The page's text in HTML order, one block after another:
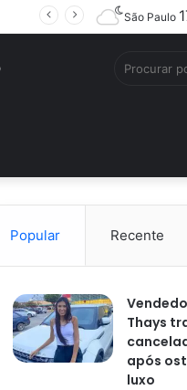
São Paulo
Popular Recente
Thays
após
luxo